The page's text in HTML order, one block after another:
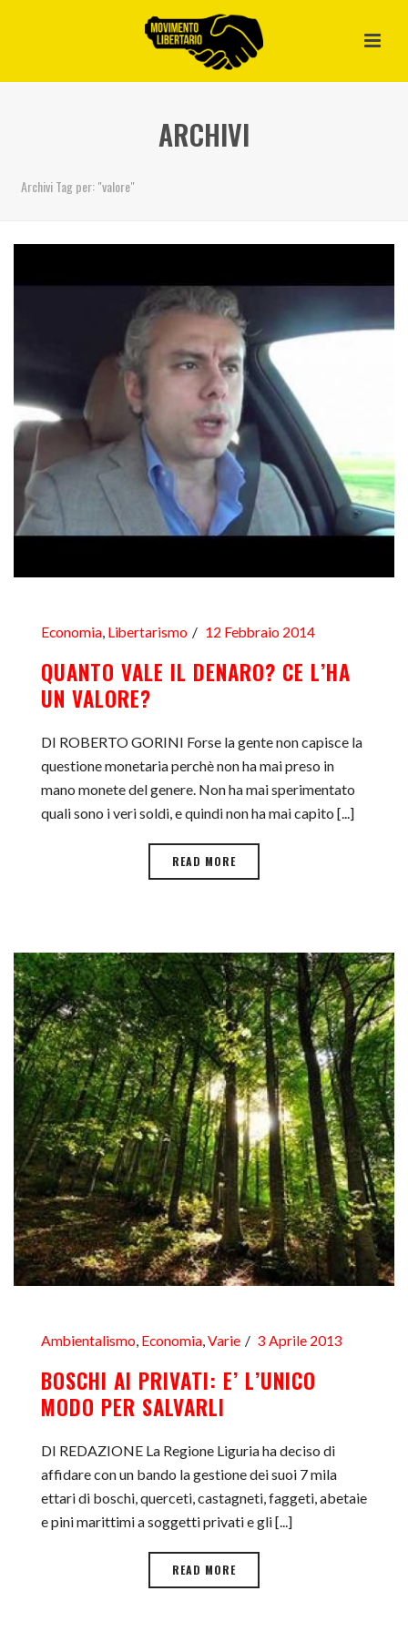
ARCHIVI
Archivi Tag per: "valore"
Economia, Libertarismo 12 Febbraio 2014
QUANTO VALE IL DENARO? CE L’HA
UN VALORE?
DI ROBERTO GORINI Forse la gente non capisce la
questione monetaria perchè non ha mai preso in
mano monete del genere. Non ha mai sperimentato
quali sono i veri soldi, e quindi non ha mai capito [...]
READ MORE
Ambientalismo Economia Varie 3 Aprile 2013
BOSCHI AI PRIVATI: E’ L’UNICO
MODO PER SALVARLI
DI REDAZIONE La Regione Liguria ha deciso di
affidare con un bando la gestione dei suoi 7 mila
ettari di boschi, querceti, castagneti, faggeti, abetaie
e pini marittimi a soggetti privati e gli [...]
READ MORE